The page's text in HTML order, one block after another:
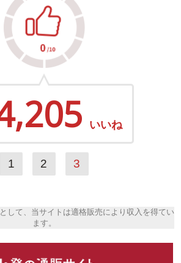
いいね
1 2 3
して、当サイトは適格販売により収入を得てい
ます。